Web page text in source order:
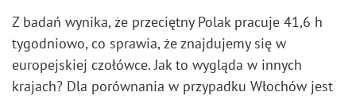
Z badań wynika, że przeciętny Polak pracuje 41,6 h
tygodniowo, co sprawia, że znajdujemy się w
europejskiej czołówce. Jak to wygląda w innych
krajach? Dla porównania w przypadku Włochów jest